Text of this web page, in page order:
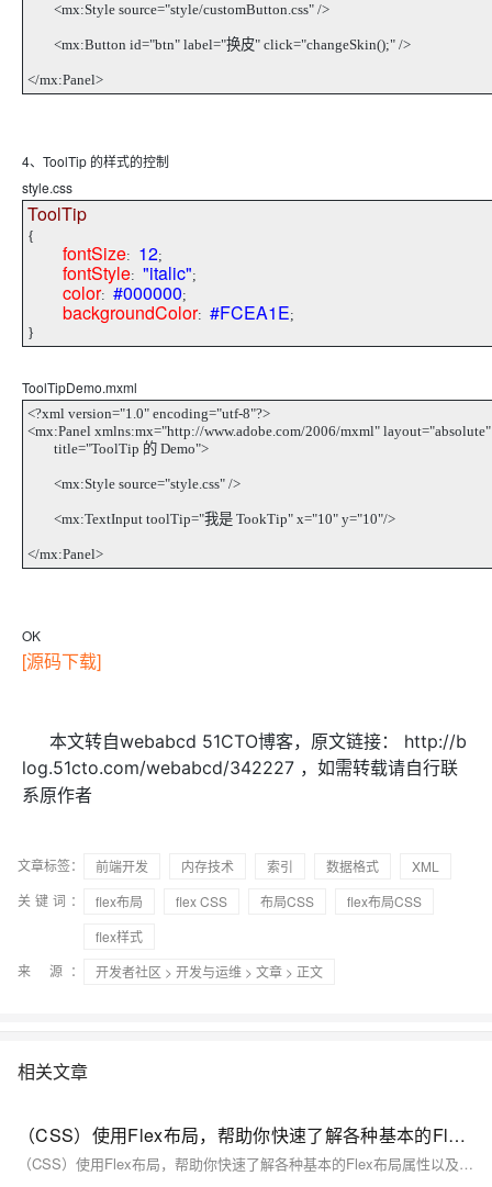
<mx:Style source="style/customButton.css" />
<mx:Button id="btn" label="换皮" click="changeSkin();" />
</mx:Panel>
4、ToolTip 的样式的控制
style.css
ToolTip
{
fontSize: 12;
fontStyle: "italic";
color: #000000;
backgroundColor: #FCEA1E;
}
ToolTipDemo.mxml
<?xml version="1.0" encoding="utf-8"?>
<mx:Panel xmlns:mx="http://www.adobe.com/2006/mxml"
title="ToolTip 的 Demo">
<mx:Style source="style.css" />
<mx:TextInput toolTip="我是 TookTip" x="10" y="10"/>
</mx:Panel>
OK
[源码下载]
本文转自webabcd 51CTO博客，原文链接：
http://b
log.51cto.com/webabcd/342227 ，如需转载请自行联
系原作者
文章标签： 前端开发 内存技术 索引 数据格式
XML
关键词：
flex布局 flex CSS 布局CSS
flex布局CSS
flex样式
来 源：
开发者社区 > 开发与运维 > 文章 > 正文
相关文章
（CSS）使用Flex布局，帮助你快速了解各种基本的Flex布局属性以及帮你让元素快速达到布局中的指定位置！
（CSS）使用Flex布局，帮助你快速了解各种基本的Flex布局属性以及帮你让元素快速达到布局中的指定位置！